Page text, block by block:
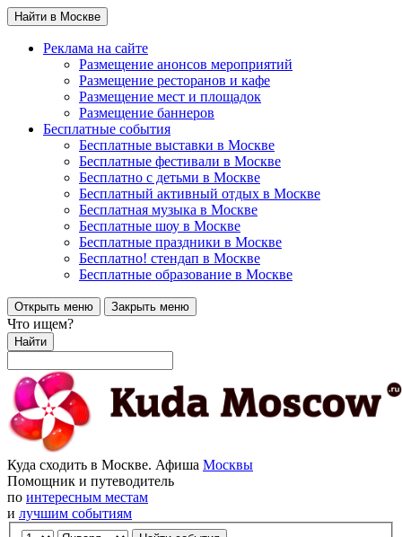
Найти в Москве
Реклама на сайте
Размещение анонсов мероприятий
Размещение ресторанов и кафе
Размещение мест и площадок
Размещение баннеров
Бесплатные события
Бесплатные выставки в Москве
Бесплатные фестивали в Москве
Бесплатно с детьми в Москве
Бесплатный активный отдых в Москве
Бесплатная музыка в Москве
Бесплатные шоу в Москве
Бесплатные праздники в Москве
Бесплатно! стендап в Москве
Бесплатные образование в Москве
Открыть меню Закрыть меню
Что ищем?
Найти
Куда сходить в Москве. Афиша Москвы
Помощник и путеводитель
по интересным местам
и лучшим событиям